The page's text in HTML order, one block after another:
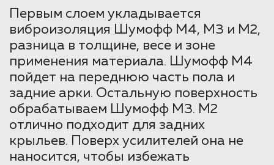
Первым слоем укладывается
виброизоляция Шумофф М4, М3 и М2,
разница в толщине, весе и зоне
применения материала. Шумофф М4
пойдет на переднюю часть пола и
задние арки. Остальную поверхность
обрабатываем Шумофф М3. М2
отлично подходит для задних
крыльев. Поверх усилителей она не
наносится, чтобы избежать